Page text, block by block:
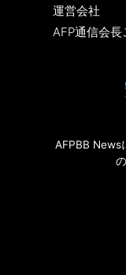
運営会社
AFP通信会
AFPBB News